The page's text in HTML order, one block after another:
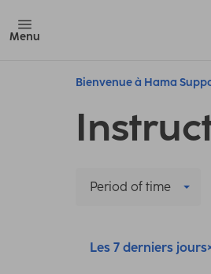
Menu
Bienvenue à Hama
Period of time
Les 7 derniers jours